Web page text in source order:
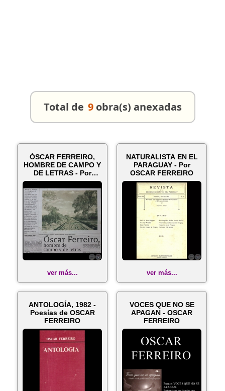
Total de 9 obra(s) anexadas
ÓSCAR FERREIRO,
HOMBRE DE CAMPO Y
DE LETRAS - Por
GUIDO RODRÍGUEZ...
ver más...
NATURALISTA EN EL
PARAGUAY - Por
OSCAR FERREIRO
ver más...
ANTOLOGÍA, 1982 -
Poesías de OSCAR
FERREIRO
VOCES QUE NO SE
APAGAN - OSCAR
FERREIRO